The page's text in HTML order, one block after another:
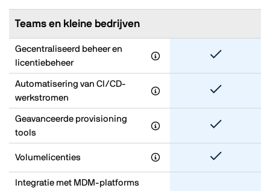
Teams en kleine bedrijven
Gecentraliseerd beheer en
licentiebeheer
Automatisering van CI/CD-
werkstromen
Geavanceerde provisioning
tools
Volumelicenties
Integratie met MDM-platforms